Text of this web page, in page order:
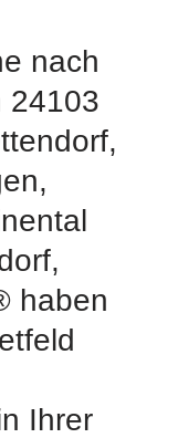
nach
24103
haben
Ihrer